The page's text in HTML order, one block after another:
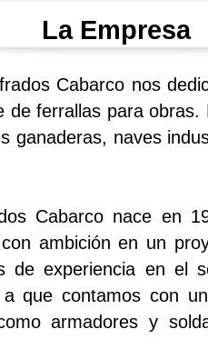
La Empresa
Cabarco nos
de ferrallas para obras.
ganaderas, naves
Cabarco nace en
ambición en un
de experiencia en el
que contamos con
armadores y